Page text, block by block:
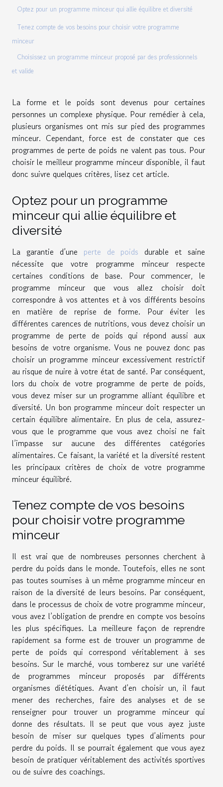
Optez pour un programme minceur qui allie équilibre et diversité
Tenez compte de vos besoins pour choisir votre programme
minceur
Choisissez un programme minceur proposé par des professionnels
et valide
La forme et le poids sont devenus pour certaines
personnes un complexe physique. Pour remédier à cela,
plusieurs organismes ont mis sur pied des programmes
minceur. Cependant, force est de constater que ces
programmes de perte de poids ne valent pas tous. Pour
choisir le meilleur programme minceur disponible, il faut
donc suivre quelques critères, lisez cet article.
Optez pour un programme
minceur qui allie équilibre et
diversité
La garantie d’une perte de poids durable et saine
nécessite que votre programme minceur respecte
certaines conditions de base. Pour commencer, le
programme minceur que vous allez choisir doit
correspondre à vos attentes et à vos différents besoins
en matière de reprise de forme. Pour éviter les
différentes carences de nutritions, vous devez choisir un
programme de perte de poids qui répond aussi aux
besoins de votre organisme. Vous ne pouvez donc pas
choisir un programme minceur excessivement restrictif
au risque de nuire à votre état de santé. Par conséquent,
lors du choix de votre programme de perte de poids,
vous devez miser sur un programme alliant équilibre et
diversité. Un bon programme minceur doit respecter un
certain équilibre alimentaire. En plus de cela, assurez-
vous que le programme que vous avez choisi ne fait
l’impasse sur aucune des différentes catégories
alimentaires. Ce faisant, la variété et la diversité restent
les principaux critères de choix de votre programme
minceur équilibré.
Tenez compte de vos besoins
pour choisir votre programme
minceur
Il est vrai que de nombreuses personnes cherchent à
perdre du poids dans le monde. Toutefois, elles ne sont
pas toutes soumises à un même programme minceur en
raison de la diversité de leurs besoins. Par conséquent,
dans le processus de choix de votre programme minceur,
vous avez l’obligation de prendre en compte vos besoins
les plus spécifiques. La meilleure façon de reprendre
rapidement sa forme est de trouver un programme de
perte de poids qui correspond véritablement à ses
besoins. Sur le marché, vous tomberez sur une variété
de programmes minceur proposés par différents
organismes diététiques. Avant d’en choisir un, il faut
mener des recherches, faire des analyses et de se
renseigner pour trouver un programme minceur qui
donne des résultats. Il se peut que vous ayez juste
besoin de miser sur quelques types d’aliments pour
perdre du poids. Il se pourrait également que vous ayez
besoin de pratiquer véritablement des activités sportives
ou de suivre des coachings.